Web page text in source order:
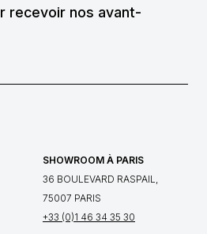
recevoir nos avant-
SHOWROOM À PARIS
36 BOULEVARD RASPAIL,
75007 PARIS
+33 (0)1 46 34 35 30